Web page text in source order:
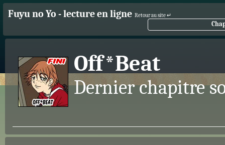
Fuyu no Yo - lecture en ligne Retour au site ↵
Off*Beat
Dernier chapitre